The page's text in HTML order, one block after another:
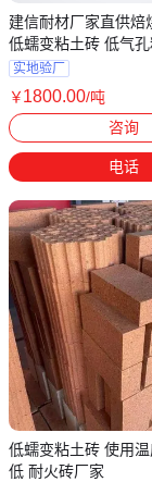
建信耐材厂家直供焙
低蠕变粘土砖 低气
实地验厂
￥1800.00/吨
河南郑州
咨询
电话
低蠕变粘土砖 使用
低 耐火砖厂家